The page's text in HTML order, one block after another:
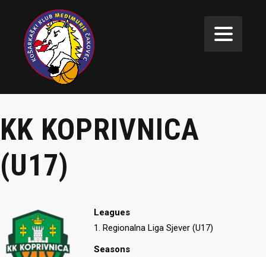
KK KOPRIVNICA
(U17)
Leagues
1. Regionalna Liga Sjever (U17)
Seasons